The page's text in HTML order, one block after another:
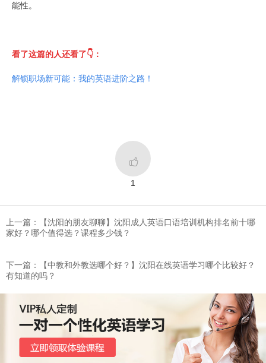
能性。
看了这篇的人还看了👇：
解锁职场新可能：我的英语进阶之路！

1
上一篇：【沈阳的朋友聊聊】沈阳成人英语口语培训机构排名前十哪
家好？哪个值得选？课程多少钱？
下一篇：【中教和外教选哪个好？】沈阳在线英语学习哪个比较好？
有知道的吗？